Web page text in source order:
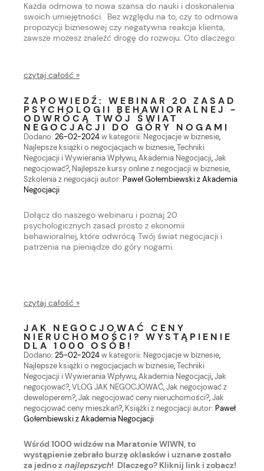
Każda odmowa to nowa szansa do nauki i doskonalenia
swoich umiejętności. Bez względu na to, czy to odmowa
propozycji biznesowej czy negatywna reakcja klienta,
zawsze możesz znaleźć drogę do rozwoju. Oto dlaczego:
czytaj całość »
ZAPOWIEDŹ: WEBINAR 20 ZASAD
PSYCHOLOGII BEHAWIORALNEJ -
ODWRÓCĄ TWÓJ ŚWIAT
NEGOCJACJI DO GÓRY NOGAMI
Dodano: 26-02-2024w kategorii: Negocjacje w biznesie,
Najlepsze książki o negocjacjach w biznesie,Techniki
Negocjacji i Wywierania Wpływu,Akademia Negocjacji,Jak
negocjować?, Najlepsze kursy online z negocjacji w biznesie,
Szkolenia z negocjacji autor: Paweł Gołembiewski z Akademia
Negocjacji
Dołącz do naszego webinaru i poznaj 20
psychologicznych zasad prosto z ekonomii
behawioralnej, które odwrócą Twój świat negocjacji i
patrzenia na pieniądze do góry nogami.
czytaj całość »
JAK NEGOCJOWAĆ CENY
NIERUCHOMOŚCI? WYSTĄPIENIE
DLA 1000 OSÓB!
Dodano: 25-02-2024w kategorii: Negocjacje w biznesie,
Najlepsze książki o negocjacjach w biznesie,Techniki
Negocjacji i Wywierania Wpływu,Akademia Negocjacji,Jak
negocjować?,VLOG JAK NEGOCJOWAĆ,Jak negocjować z
deweloperem?,Jak negocjować ceny nieruchomości?,Jak
negocjować ceny mieszkań?, Książki z negocjacji autor: Paweł
Gołembiewski z Akademia Negocjacji
Wśród 1000 widzów na Maratonie WIWN, to
wystąpienie zebrało burzę oklasków i uznane zostało
za jedno z najlepszych! Dlaczego? Kliknij link i zobacz!